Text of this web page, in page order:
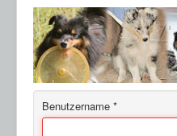
Start
Impressum / Datenschutz
An- & Abmeldung
Termine / Veranstaltungen
Links
Benutzername *